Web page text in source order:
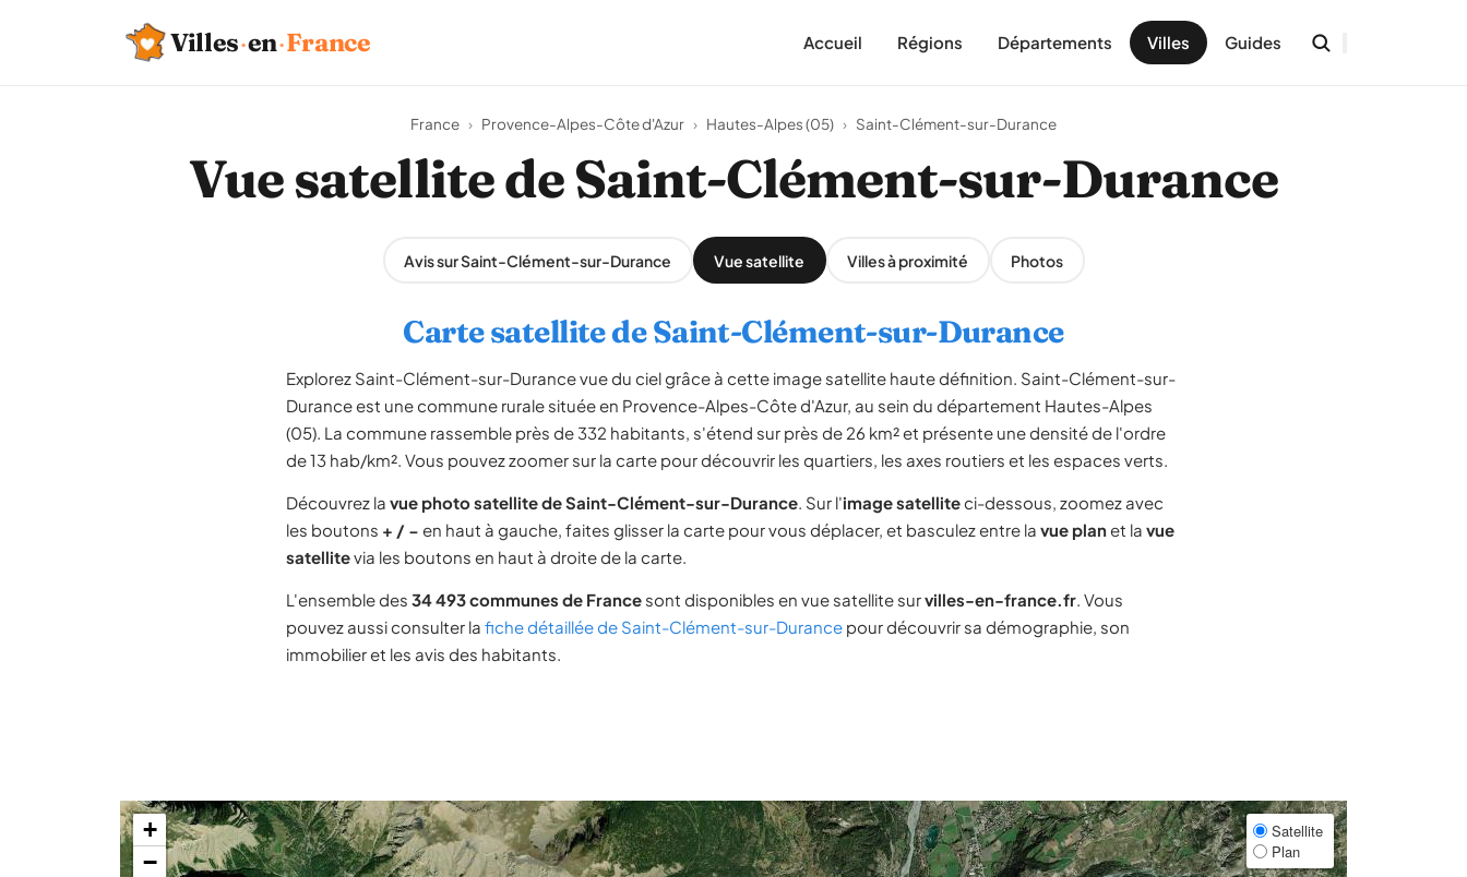
Villes·en·France Accueil Régions Départements Villes Guides
France › Provence-Alpes-Côte d'Azur › Hautes-Alpes (05) › Saint-Clément-sur-Durance
Vue satellite de Saint-Clément-sur-Durance
Avis sur Saint-Clément-sur-Durance Vue satellite Villes à proximité Photos
Carte satellite de Saint-Clément-sur-Durance
Explorez Saint-Clément-sur-Durance vue du ciel grâce à cette image satellite haute définition. Saint-Clément-sur-
Durance est une commune rurale située en Provence-Alpes-Côte d'Azur, au sein du département Hautes-Alpes
(05). La commune rassemble près de 332 habitants, s'étend sur près de 26 km² et présente une densité de l'ordre
de 13 hab/km². Vous pouvez zoomer sur la carte pour découvrir les quartiers, les axes routiers et les espaces verts.
Découvrez la vue photo satellite de Saint-Clément-sur-Durance. Sur l'image satelliteci-dessous, zoomez avec
les boutons + / − en haut à gauche, faites glisser la carte pour vous déplacer, et basculez entre la vue planet la vue
satellitevia les boutons en haut à droite de la carte.
L'ensemble des 34 493 communes de France sont disponibles en vue satellite survilles-en-france.fr. Vous
pouvez aussi consulter la fiche détaillée de Saint-Clément-sur-Durance pour découvrir sa démographie, son
immobilier et les avis des habitants.
+
−
Satellite
Plan